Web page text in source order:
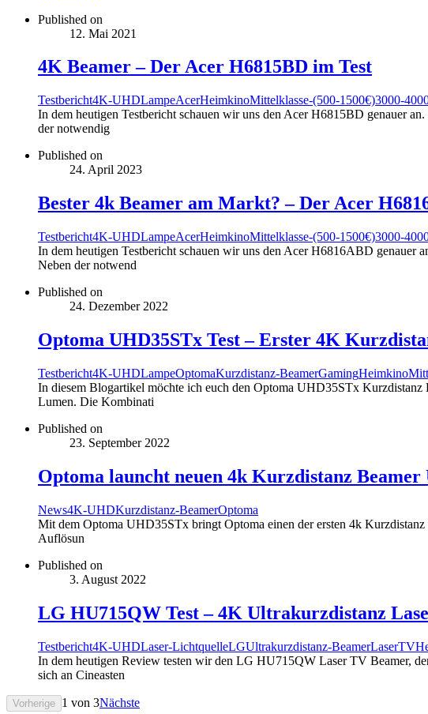
Published on
12. Mai 2021
4K Beamer – Der Acer H6815BD im Test
Testbericht4K-UHDLampeAcerHeimkinoMittelklasse-(500-1500€)3000-
In dem heutigen Testbericht schauen wir uns den Acer H6815BD genauer
der notwendig
Published on
24. April 2023
Bester 4k Beamer am Markt? – Der Acer
Testbericht4K-UHDLampeAcerHeimkinoMittelklasse-(500-1500€)3000-
In dem heutigen Testbericht schauen wir uns den Acer H6816ABD
Neben der notwend
Published on
24. Dezember 2022
Optoma UHD35STx Test – Erster 4K
Testbericht4K-UHDLampeOptomaKurzdistanz-BeamerGamingHeimkino
In diesem Blogartikel möchte ich euch den Optoma UHD35STx
Lumen. Die Kombinati
Published on
23. September 2022
Optoma launcht neuen 4k Kurzdistanz Beamer
News4K-UHDKurzdistanz-BeamerOptoma
Mit dem Optoma UHD35STx bringt Optoma einen der ersten 4k
Auflösun
Published on
3. August 2022
LG HU715QW Test – 4K Ultrakurzdistanz
Testbericht4K-UHDLaser-LichtquelleLGUltrakurzdistanz-BeamerLaserTV
In dem heutigen Review testen wir den LG HU715QW Laser TV Beamer,
sich an Cineasten
Vorherige 1 von 3Nächste